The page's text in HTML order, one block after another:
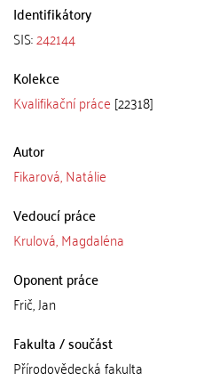
Identifikátory
SIS:242144
Kolekce
Kvalifikační práce [22318]
Autor
Fikarová, Natálie
Vedoucí práce
Krulová, Magdaléna
Oponent práce
Frič, Jan
Fakulta / součást
Přírodovědecká fakulta